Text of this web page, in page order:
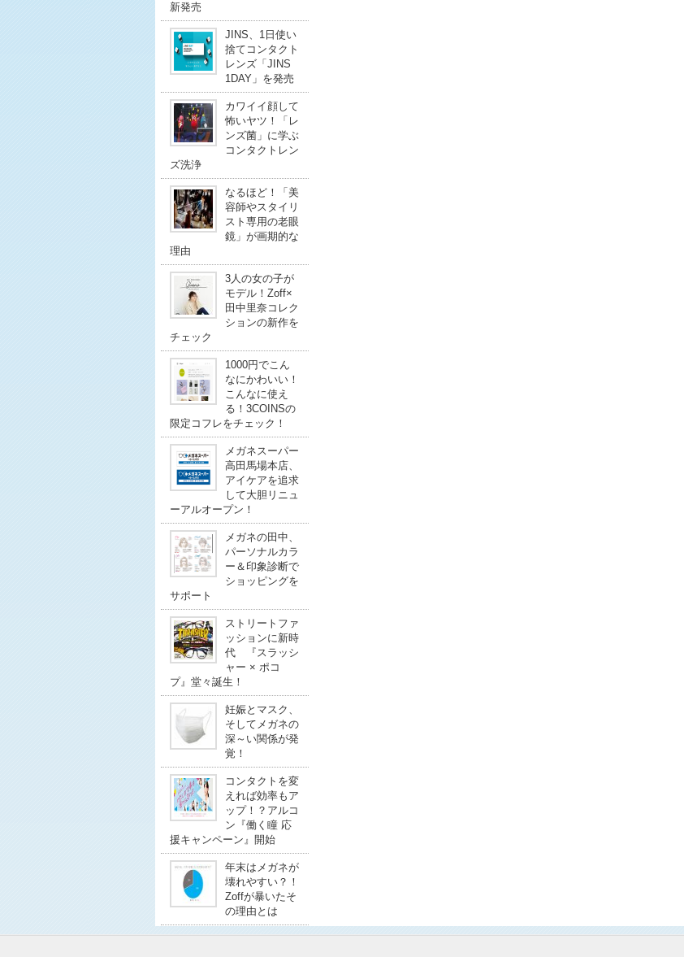
新発売
JINS、1日使い
捨てコンタクト
レンズ「JINS
1DAY」を発売
カワイイ顔して
怖いヤツ！「レ
ンズ菌」に学ぶ
コンタクトレン
ズ洗浄
なるほど！「美
容師やスタイリ
スト専用の老眼
鏡」が画期的な
理由
3人の女の子が
モデル！Zoff×
田中里奈コレク
ションの新作を
チェック
1000円でこん
なにかわいい！
こんなに使え
る！3COINSの
限定コフレをチェック！
メガネスーパー
高田馬場本店、
アイケアを追求
して大胆リニュ
ーアルオープン！
メガネの田中、
パーソナルカラ
ー＆印象診断で
ショッピングを
サポート
ストリートファ
ッションに新時
代 『スラッシ
ャー × ポコ
プ』堂々誕生！
妊娠とマスク、
そしてメガネの
深～い関係が発
覚！
コンタクトを変
えれば効率もア
ップ！？アルコ
ン『働く瞳 応
援キャンペーン』開始
年末はメガネが
壊れやすい？！
Zoffが暴いたそ
の理由とは